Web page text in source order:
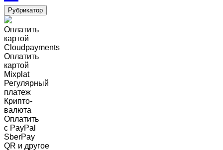
Рубрикатор
Оплатить
картой
Cloudpayments
Оплатить
картой
Mixplat
Регулярный
платеж
Крипто-
валюта
Оплатить
c PayPal
SberPay
QR и другое